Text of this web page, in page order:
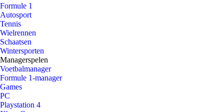
Formule 1
Autosport
Tennis
Wielrennen
Schaatsen
Wintersporten
Managerspelen
Voetbalmanager
Formule 1-manager
Games
PC
Playstation 4